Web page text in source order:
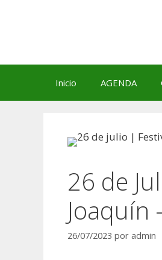
Inicio AGENDA
26 de
Joaquín
26/07/2023 por admin